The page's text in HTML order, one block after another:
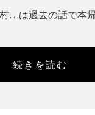
…は過去の話で本
続きを読む